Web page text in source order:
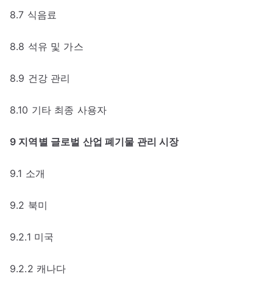
8.7 식음료
8.8 석유 및 가스
8.9 건강 관리
8.10 기타 최종 사용자
9 지역별 글로벌 산업 폐기물 관리 시장
9.1 소개
9.2 북미
9.2.1 미국
9.2.2 캐나다